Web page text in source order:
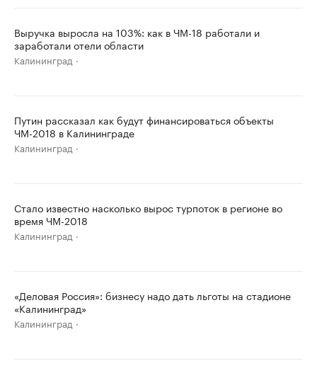
Выручка выросла на 103%: как в ЧМ-18 работали и
заработали отели области
Калининград
Путин рассказал как будут финансироваться объекты
ЧМ-2018 в Калининграде
Калининград
Стало известно насколько вырос турпоток в регионе во
время ЧМ-2018
Калининград
«Деловая Россия»: бизнесу надо дать льготы на стадионе
«Калининград»
Калининград